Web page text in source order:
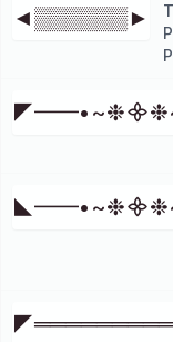
◄▒▒▒▒▒▒►